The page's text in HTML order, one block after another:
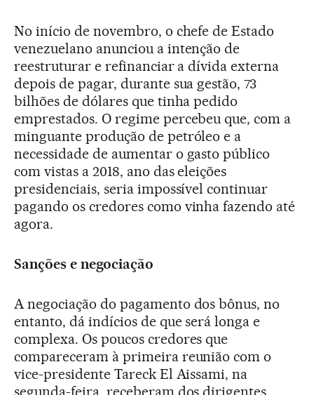
No início de novembro, o chefe de Estado
venezuelano anunciou a intenção de
reestruturar e refinanciar a dívida externa
depois de pagar, durante sua gestão, 73
bilhões de dólares que tinha pedido
emprestados. O regime percebeu que, com a
minguante produção de petróleo e a
necessidade de aumentar o gasto público
com vistas a 2018, ano das eleições
presidenciais, seria impossível continuar
pagando os credores como vinha fazendo até
agora.
Sanções e negociação
A negociação do pagamento dos bônus, no
entanto, dá indícios de que será longa e
complexa. Os poucos credores que
compareceram à primeira reunião com o
vice-presidente Tareck El Aissami, na
segunda-feira, receberam dos dirigentes